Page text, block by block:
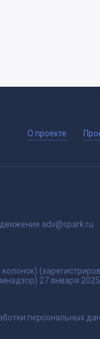
О проекте
adv@spark.ru
27 января
персональных